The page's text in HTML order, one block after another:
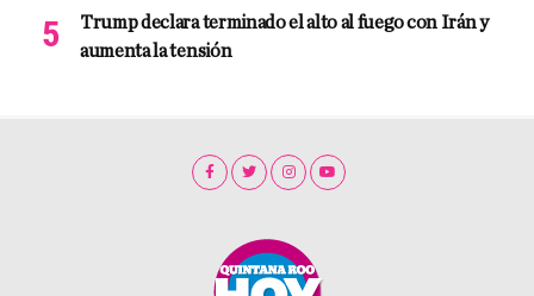
Trump declara terminado el alto al fuego con Irán y
aumenta la tensión